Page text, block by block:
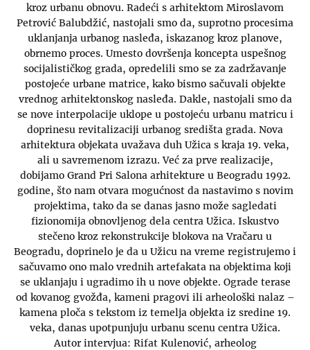
kroz urbanu obnovu. Radeći s arhitektom Miroslavom
Petrović Balubdžić, nastojali smo da, suprotno procesima
uklanjanja urbanog nasleđa, iskazanog kroz planove,
obrnemo proces. Umesto dovršenja koncepta uspešnog
socijalističkog grada, opredelili smo se za zadržavanje
postojeće urbane matrice, kako bismo sačuvali objekte
vrednog arhitektonskog nasleđa. Dakle, nastojali smo da
se nove interpolacije uklope u postojeću urbanu matricu i
doprinesu revitalizaciji urbanog središta grada. Nova
arhitektura objekata uvažava duh Užica s kraja 19. veka,
ali u savremenom izrazu. Već za prve realizacije,
dobijamo Grand Pri Salona arhitekture u Beogradu 1992.
godine, što nam otvara mogućnost da nastavimo s novim
projektima, tako da se danas jasno može sagledati
fizionomija obnovljenog dela centra Užica. Iskustvo
stečeno kroz rekonstrukcije blokova na Vračaru u
Beogradu, doprinelo je da u Užicu na vreme registrujemo i
sačuvamo ono malo vrednih artefakata na objektima koji
se uklanjaju i ugradimo ih u nove objekte. Ograde terase
od kovanog gvožđa, kameni pragovi ili arheološki nalaz –
kamena ploča s tekstom iz temelja objekta iz sredine 19.
veka, danas upotpunjuju urbanu scenu centra Užica.
Autor intervjua: Rifat Kulenović, arheolog